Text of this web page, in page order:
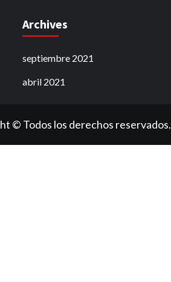
Archives
septiembre 2021
abril 2021
© Todos los derechos reservados.